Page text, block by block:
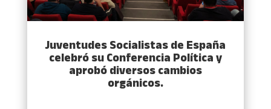
Juventudes Socialistas de España
celebró su Conferencia Política y
aprobó diversos cambios
orgánicos.